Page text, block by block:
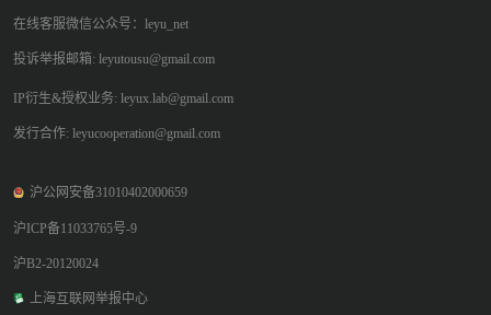
在线客服微信公众号：leyu_net
投诉举报邮箱: leyutousu@gmail.com
IP衍生&授权业务: leyux.lab@gmail.com
发行合作: leyucooperation@gmail.com
沪公网安备31010402000659
沪ICP备11033765号-9
沪B2-20120024
上海互联网举报中心